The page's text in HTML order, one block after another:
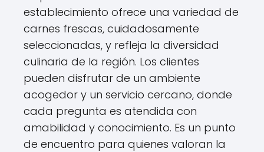
establecimiento ofrece una variedad de
carnes frescas, cuidadosamente
seleccionadas, y refleja la diversidad
culinaria de la región. Los clientes
pueden disfrutar de un ambiente
acogedor y un servicio cercano, donde
cada pregunta es atendida con
amabilidad y conocimiento. Es un punto
de encuentro para quienes valoran la